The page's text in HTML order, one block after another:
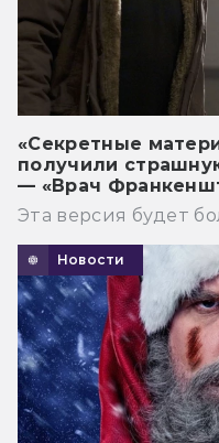
«Секретные
получили
— «Врач
Эта версия будет
Новости